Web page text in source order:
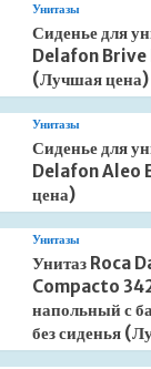
Унитазы
Сиденье для
Delafon Brive
(Лучшая цена)
Унитазы
Сиденье для
Delafon Aleo
цена)
Унитазы
Унитаз Roca
Compacto
напольный с
без сиденья